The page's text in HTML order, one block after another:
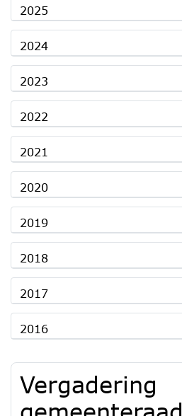
2025
2024
2023
2022
2021
2020
2019
2018
2017
2016
Vergadering